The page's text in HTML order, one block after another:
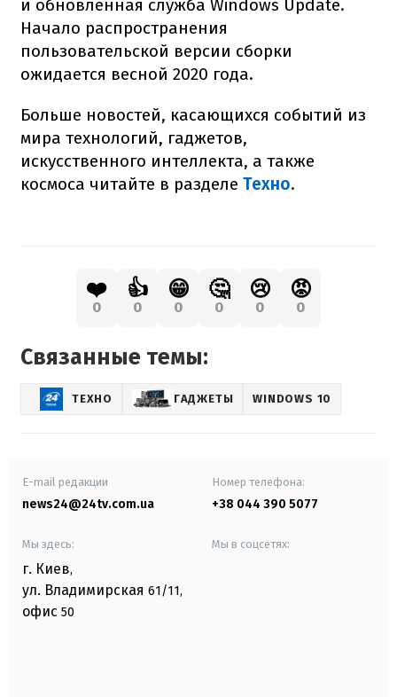
и обновленная служба Windows Update.
Начало распространения
пользовательской версии сборки
ожидается весной 2020 года.
Больше новостей, касающихся событий из
мира технологий, гаджетов,
искусственного интеллекта, а также
космоса читайте в разделе Техно.
❤️
0
👍
0
😁
0
🤔
0
😢
0
😡
0
Связанные темы:
ТЕХНО ГАДЖЕТЫ WINDOWS 10
E-mail редакции
news24@24tv.com.ua
Номер телефона:
+38 044 390 5077
Мы здесь:
г. Киев,
ул. Владимирская 61/11,
офис 50
Мы в соцсетях: